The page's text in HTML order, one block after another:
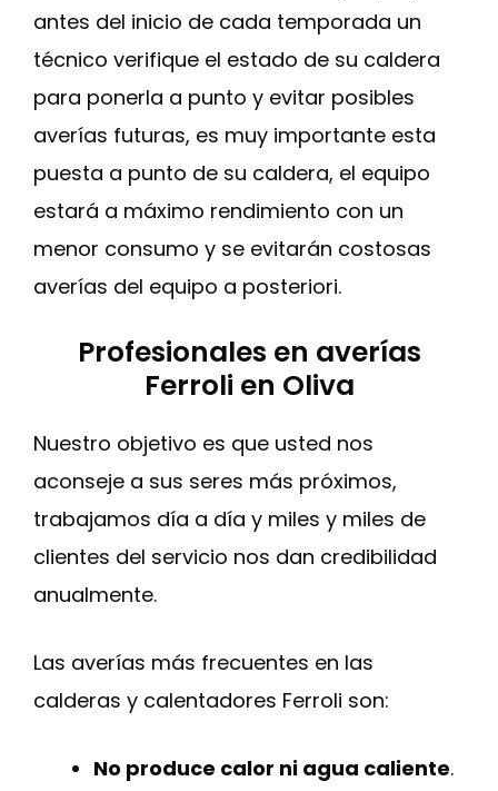
antes del inicio de cada temporada un
técnico verifique el estado de su caldera
para ponerla a punto y evitar posibles
averías futuras, es muy importante esta
puesta a punto de su caldera, el equipo
estará a máximo rendimiento con un
menor consumo y se evitarán costosas
averías del equipo a posteriori.
Profesionales en averías
Ferroli en Oliva
Nuestro objetivo es que usted nos
aconseje a sus seres más próximos,
trabajamos día a día y miles y miles de
clientes del servicio nos dan credibilidad
anualmente.
Las averías más frecuentes en las
calderas y calentadores Ferroli son:
No produce calor ni agua caliente.